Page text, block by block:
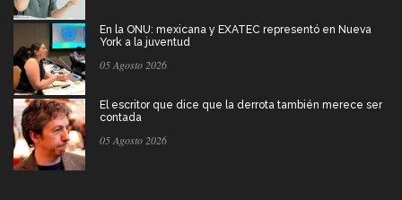
En la ONU: mexicana y EXATEC representó en Nueva
York a la juventud
05 Agosto 2026
El escritor que dice que la derrota también merece ser
contada
05 Agosto 2026